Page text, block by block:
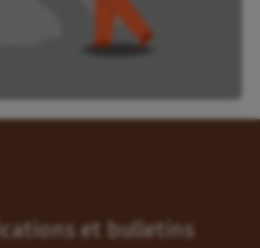
et bulletins